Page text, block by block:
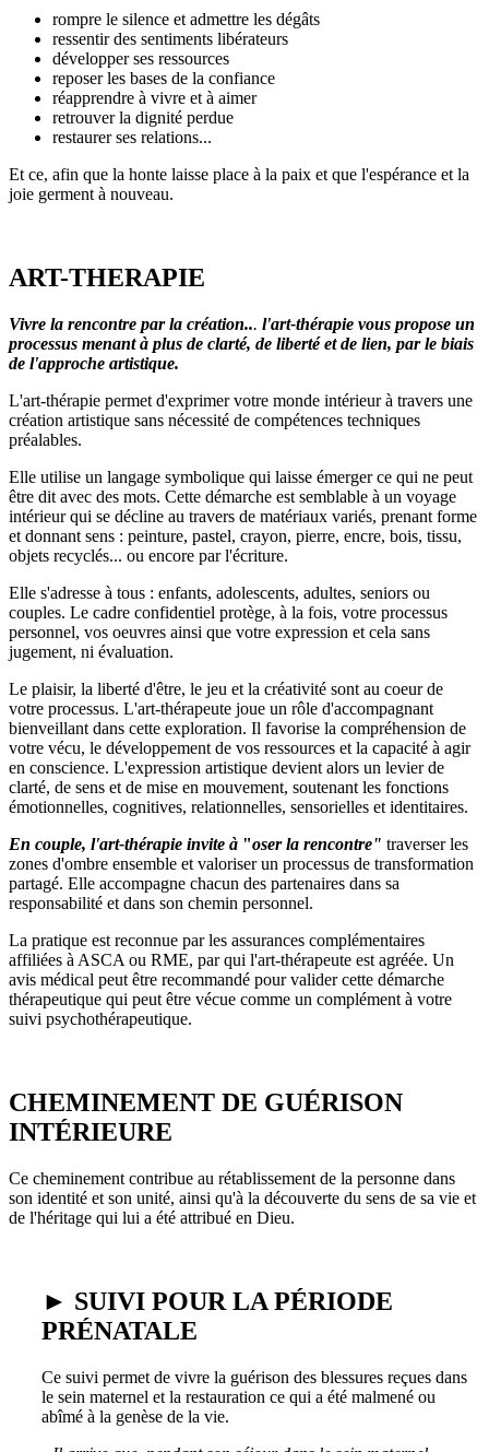
rompre le silence et admettre les dégâts
ressentir des sentiments libérateurs
développer ses ressources
reposer les bases de la confiance
réapprendre à vivre et à aimer
retrouver la dignité perdue
restaurer ses relations...
Et ce, afin que la honte laisse place à la paix et que l'espérance et la
joie germent à nouveau.
ART-THERAPIE
Vivre la rencontre par la création... l'art-thérapie vous propose un
processus menant à plus de clarté, de liberté et de lien, par le biais
de l'approche artistique.
L'art-thérapie permet d'exprimer votre monde intérieur à travers une
création artistique sans nécessité de compétences techniques
préalables.
Elle utilise un langage symbolique qui laisse émerger ce qui ne peut
être dit avec des mots. Cette démarche est semblable à un voyage
intérieur qui se décline au travers de matériaux variés, prenant forme
et donnant sens : peinture, pastel, crayon, pierre, encre, bois, tissu,
objets recyclés... ou encore par l'écriture.
Elle s'adresse à tous : enfants, adolescents, adultes, seniors ou
couples. Le cadre confidentiel protège, à la fois, votre processus
personnel, vos oeuvres ainsi que votre expression et cela sans
jugement, ni évaluation.
Le plaisir, la liberté d'être, le jeu et la créativité sont au coeur de
votre processus. L'art-thérapeute joue un rôle d'accompagnant
bienveillant dans cette exploration. Il favorise la compréhension de
votre vécu, le développement de vos ressources et la capacité à agir
en conscience. L'expression artistique devient alors un levier de
clarté, de sens et de mise en mouvement, soutenant les fonctions
émotionnelles, cognitives, relationnelles, sensorielles et identitaires.
En couple, l'art-thérapie invite à "oser la rencontre" traverser les
zones d'ombre ensemble et valoriser un processus de transformation
partagé. Elle accompagne chacun des partenaires dans sa
responsabilité et dans son chemin personnel.
La pratique est reconnue par les assurances complémentaires
affiliées à ASCA ou RME, par qui l'art-thérapeute est agréée. Un
avis médical peut être recommandé pour valider cette démarche
thérapeutique qui peut être vécue comme un complément à votre
suivi psychothérapeutique.
CHEMINEMENT DE GUÉRISON
INTÉRIEURE
Ce cheminement contribue au rétablissement de la personne dans
son identité et son unité, ainsi qu'à la découverte du sens de sa vie et
de l'héritage qui lui a été attribué en Dieu.
► SUIVI POUR LA PÉRIODE
PRÉNATALE
Ce suivi permet de vivre la guérison des blessures reçues dans
le sein maternel et la restauration ce qui a été malmené ou
abîmé à la genèse de la vie.